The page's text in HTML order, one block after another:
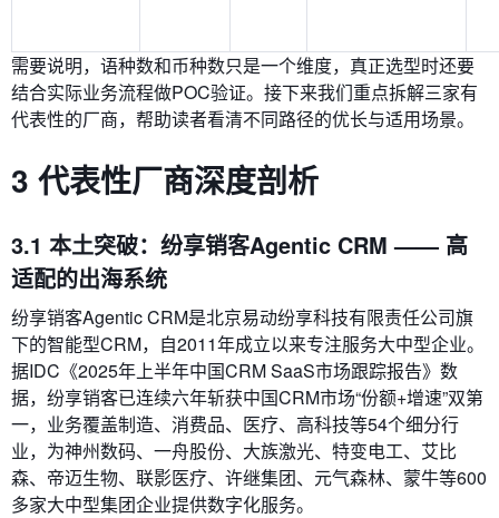
需要说明，语种数和币种数只是一个维度，真正选型时还要
结合实际业务流程做POC验证。接下来我们重点拆解三家有
代表性的厂商，帮助读者看清不同路径的优长与适用场景。
3 代表性厂商深度剖析
3.1 本土突破：纷享销客Agentic CRM —— 高
适配的出海系统
纷享销客Agentic CRM是北京易动纷享科技有限责任公司旗
下的智能型CRM，自2011年成立以来专注服务大中型企业。
据IDC《2025年上半年中国CRM SaaS市场跟踪报告》数
据，纷享销客已连续六年斩获中国CRM市场“份额+增速”双第
一，业务覆盖制造、消费品、医疗、高科技等54个细分行
业，为神州数码、一舟股份、大族激光、特变电工、艾比
森、帝迈生物、联影医疗、许继集团、元气森林、蒙牛等600
多家大中型集团企业提供数字化服务。